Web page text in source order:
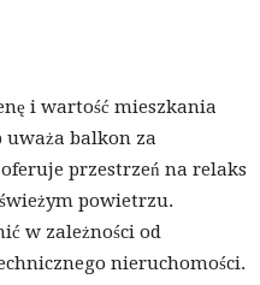
i wartość mieszkania
uważa balkon za
przestrzeń na relaks
powietrzu.
w zależności od
nieruchomości.